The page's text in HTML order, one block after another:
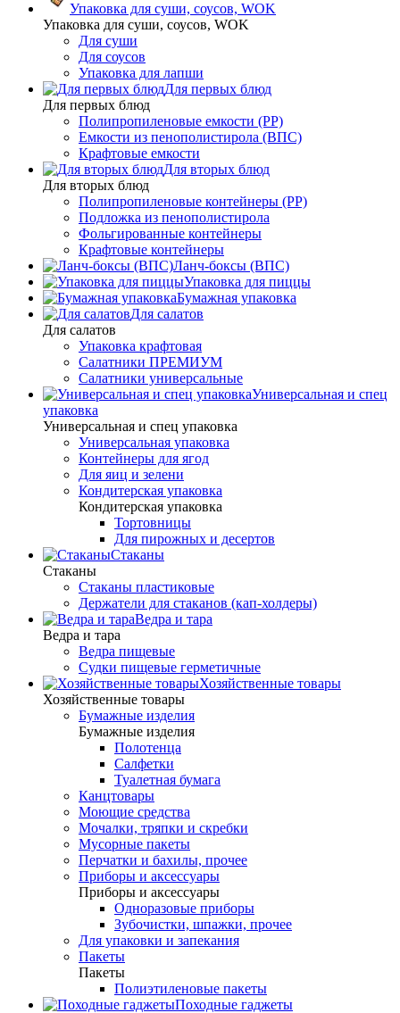
Упаковка для суши, соусов, WOK
Упаковка для суши, соусов, WOK
Для суши
Для соусов
Упаковка для лапши
Для первых блюд
Для первых блюд
Полипропиленовые емкости (PP)
Емкости из пенополистирола (ВПС)
Крафтовые емкости
Для вторых блюд
Для вторых блюд
Полипропиленовые контейнеры (PP)
Подложка из пенополистирола
Фольгированные контейнеры
Крафтовые контейнеры
Ланч-боксы (ВПС)
Упаковка для пиццы
Бумажная упаковка
Для салатов
Для салатов
Упаковка крафтовая
Салатники ПРЕМИУМ
Салатники универсальные
Универсальная и спец
упаковка
Универсальная и спец упаковка
Универсальная упаковка
Контейнеры для ягод
Для яиц и зелени
Кондитерская упаковка
Кондитерская упаковка
Тортовницы
Для пирожных и десертов
Стаканы
Стаканы
Стаканы пластиковые
Держатели для стаканов (кап-холдеры)
Ведра и тара
Ведра и тара
Ведра пищевые
Судки пищевые герметичные
Хозяйственные товары
Хозяйственные товары
Бумажные изделия
Бумажные изделия
Полотенца
Салфетки
Туалетная бумага
Канцтовары
Моющие средства
Мочалки, тряпки и скребки
Мусорные пакеты
Перчатки и бахилы, прочее
Приборы и аксессуары
Приборы и аксессуары
Одноразовые приборы
Зубочистки, шпажки, прочее
Для упаковки и запекания
Пакеты
Пакеты
Полиэтиленовые пакеты
Походные гаджеты